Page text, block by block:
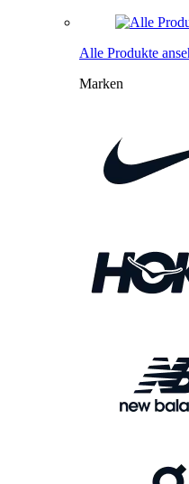
Alle Produkte
Marken